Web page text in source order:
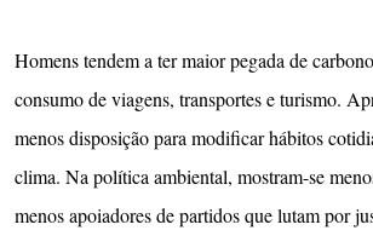
Homens tendem a ter maior pegada de
consumo de viagens, transportes e turismo.
menos disposição para modificar hábitos
clima. Na política ambiental, mostram-se
menos apoiadores de partidos que lutam por